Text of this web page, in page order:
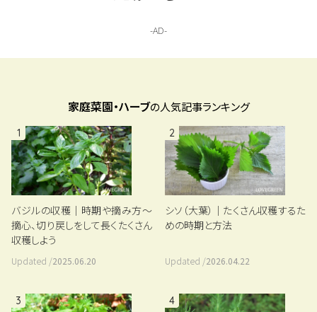
家庭菜園・ハーブの人気記事ランキング
1
バジルの収穫｜時期や摘み方～
摘心、切り戻しをして長くたくさん
収穫しよう
Updated /2025.06.20
2
シソ（大葉）｜たくさん収穫するた
めの時期と方法
Updated /2026.04.22
3 4